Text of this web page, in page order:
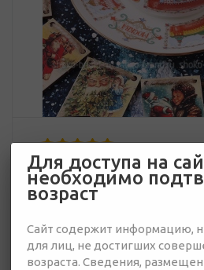
16 230 руб.
Много
Отправить
запрос
Для доступа на
необходимо
возраст
Сайт содержит информацию,
для лиц, не достигших
возраста. Сведения,